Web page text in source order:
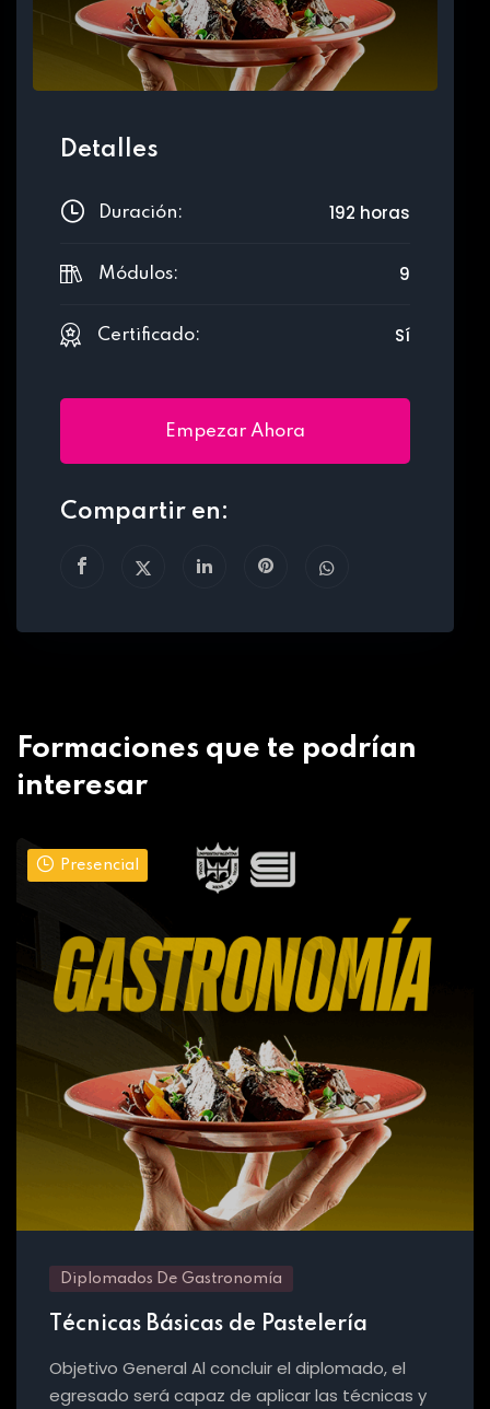
Detalles
Duración: 192 horas
Módulos: 9
Certificado: Sí
Empezar Ahora
Compartir en:
Formaciones que te podrían
interesar
Presencial
Diplomados De Gastronomía
Técnicas Básicas de Pastelería
Objetivo General Al concluir el diplomado, el
egresado será capaz de aplicar las técnicas y